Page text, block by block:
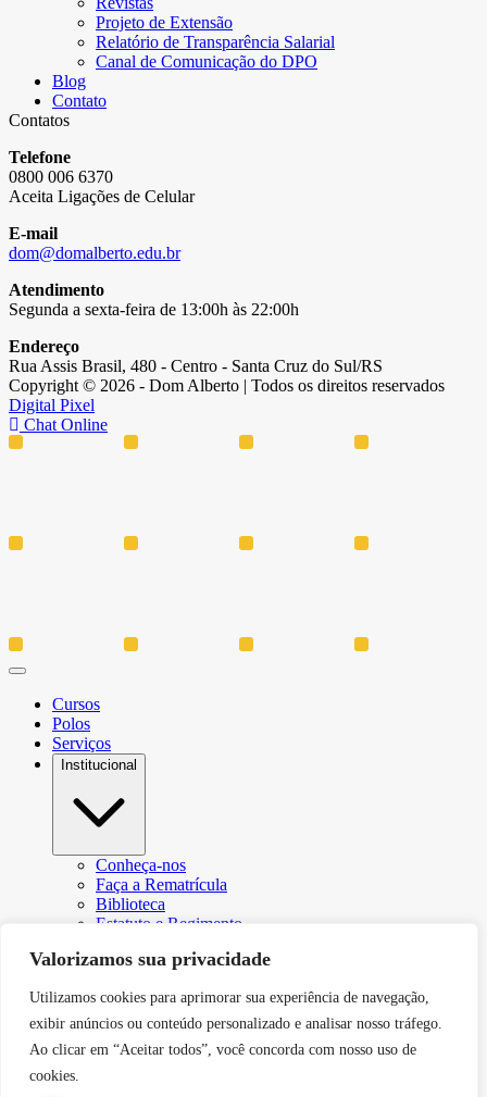
Valorizamos sua privacidade
Utilizamos cookies para aprimorar sua experiência de navegação,
exibir anúncios ou conteúdo personalizado e analisar nosso tráfego.
Ao clicar em “Aceitar todos”, você concorda com nosso uso de
cookies.
Projeto de Extensão
Relatório de Transparência Salarial
Canal de Comunicação do DPO
Blog
Contato
Contatos
Telefone
0800 006 6370
Aceita Ligações de Celular
E-mail
dom@domalberto.edu.br
Atendimento
Segunda a sexta-feira de 13:00h às 22:00h
Endereço
Rua Assis Brasil, 480 - Centro - Santa Cruz do Sul/RS
Copyright © 2026 - Dom Alberto | Todos os direitos reservados
Digital Pixel
Chat Online
Cursos
Polos
Serviços
Institucional
Conheça-nos
Faça a Rematrícula
Biblioteca
Estatuto e Regimento
Resoluções e Portarias
Egressos
CPA – Comissão Própria de Avaliação
Núcleo de Prática Jurídica
Revistas